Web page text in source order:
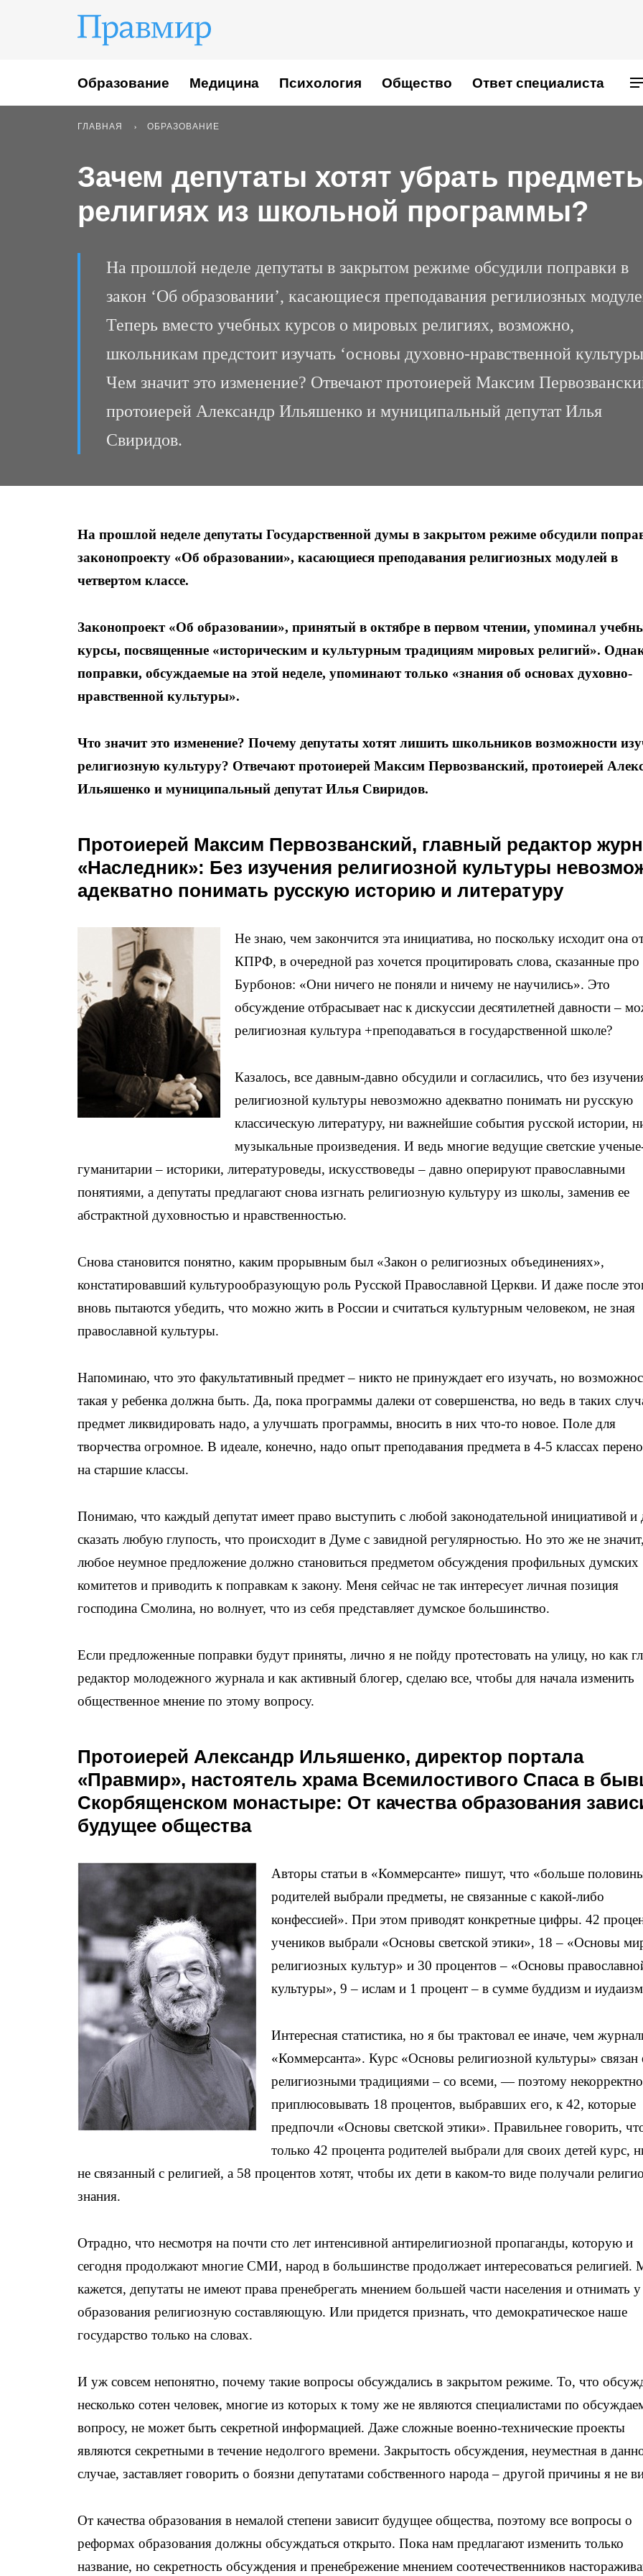
Образование Медицина Психология Общество Ответ специалиста
ГЛАВНАЯ ОБРАЗОВАНИЕ
Зачем депутаты хотят убрать
религиях из школьной программы?
На прошлой неделе депутаты в закрытом режиме обсудили поправки в
закон ‘Об образовании’, касающиеся преподавания регилиозных
Теперь вместо учебных курсов о мировых религиях, возможно,
школьникам предстоит изучать ‘основы духовно-нравственной
Чем значит это изменение? Отвечают протоиерей Максим
протоиерей Александр Ильяшенко и муниципальный депутат Илья
Свиридов.
На прошлой неделе депутаты Государственной думы в закрытом режиме обсудили
законопроекту «Об образовании», касающиеся преподавания религиозных модулей в
четвертом классе.
Законопроект «Об образовании», принятый в октябре в первом чтении, упоминал
курсы, посвященные «историческим и культурным традициям мировых религий».
поправки, обсуждаемые на этой неделе, упоминают только «знания об основах духовно-
нравственной культуры».
Что значит это изменение? Почему депутаты хотят лишить школьников возможности
религиозную культуру? Отвечают протоиерей Максим Первозванский, протоиерей
Ильяшенко и муниципальный депутат Илья Свиридов.
Протоиерей Максим Первозванский, главный редактор
«Наследник»: Без изучения религиозной культуры
адекватно понимать русскую историю и литературу
Не знаю, чем закончится эта инициатива, но поскольку исходит она
КПРФ, в очередной раз хочется процитировать слова, сказанные про
Бурбонов: «Они ничего не поняли и ничему не научились». Это
обсуждение отбрасывает нас к дискуссии десятилетней давности –
религиозная культура +преподаваться в государственной школе?
Казалось, все давным-давно обсудили и согласились, что без
религиозной культуры невозможно адекватно понимать ни русскую
классическую литературу, ни важнейшие события русской истории,
музыкальные произведения. И ведь многие ведущие светские
гуманитарии – историки, литературоведы, искусствоведы – давно оперируют православными
понятиями, а депутаты предлагают снова изгнать религиозную культуру из школы, заменив ее
абстрактной духовностью и нравственностью.
Снова становится понятно, каким прорывным был «Закон о религиозных объединениях»,
констатировавший культурообразующую роль Русской Православной Церкви. И даже после
вновь пытаются убедить, что можно жить в России и считаться культурным человеком, не зная
православной культуры.
Напоминаю, что это факультативный предмет – никто не принуждает его изучать, но
такая у ребенка должна быть. Да, пока программы далеки от совершенства, но ведь в таких
предмет ликвидировать надо, а улучшать программы, вносить в них что-то новое. Поле для
творчества огромное. В идеале, конечно, надо опыт преподавания предмета в 4-5 классах
на старшие классы.
Понимаю, что каждый депутат имеет право выступить с любой законодательной инициативой и
сказать любую глупость, что происходит в Думе с завидной регулярностью. Но это же не
любое неумное предложение должно становиться предметом обсуждения профильных думских
комитетов и приводить к поправкам к закону. Меня сейчас не так интересует личная позиция
господина Смолина, но волнует, что из себя представляет думское большинство.
Если предложенные поправки будут приняты, лично я не пойду протестовать на улицу, но как
редактор молодежного журнала и как активный блогер, сделаю все, чтобы для начала изменить
общественное мнение по этому вопросу.
Протоиерей Александр Ильяшенко, директор портала
«Правмир», настоятель храма Всемилостивого Спаса в
Скорбященском монастыре: От качества образования
будущее общества
Авторы статьи в «Коммерсанте» пишут, что «больше
родителей выбрали предметы, не связанные с какой-либо
конфессией». При этом приводят конкретные цифры. 42
учеников выбрали «Основы светской этики», 18 – «Основы
религиозных культур» и 30 процентов – «Основы
культуры», 9 – ислам и 1 процент – в сумме буддизм и
Интересная статистика, но я бы трактовал ее иначе, чем
«Коммерсанта». Курс «Основы религиозной культуры» связан
религиозными традициями – со всеми, — поэтому некорректно
приплюсовывать 18 процентов, выбравших его, к 42, которые
предпочли «Основы светской этики». Правильнее говорить,
только 42 процента родителей выбрали для своих детей курс,
не связанный с религией, а 58 процентов хотят, чтобы их дети в каком-то виде получали
знания.
Отрадно, что несмотря на почти сто лет интенсивной антирелигиозной пропаганды, которую и
сегодня продолжают многие СМИ, народ в большинстве продолжает интересоваться религией.
кажется, депутаты не имеют права пренебрегать мнением большей части населения и отнимать у
образования религиозную составляющую. Или придется признать, что демократическое наше
государство только на словах.
И уж совсем непонятно, почему такие вопросы обсуждались в закрытом режиме. То, что
несколько сотен человек, многие из которых к тому же не являются специалистами по
вопросу, не может быть секретной информацией. Даже сложные военно-технические проекты
являются секретными в течение недолгого времени. Закрытость обсуждения, неуместная в
случае, заставляет говорить о боязни депутатами собственного народа – другой причины я не
От качества образования в немалой степени зависит будущее общества, поэтому все вопросы о
реформах образования должны обсуждаться открыто. Пока нам предлагают изменить только
название, но секретность обсуждения и пренебрежение мнением соотечественников